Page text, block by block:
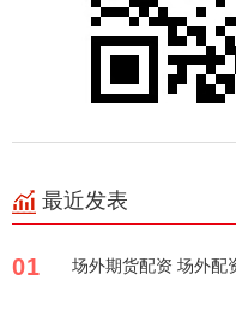
最近发表
01 场外期货配资 场外配